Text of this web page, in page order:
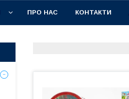
ПРО НАС КОНТАКТИ